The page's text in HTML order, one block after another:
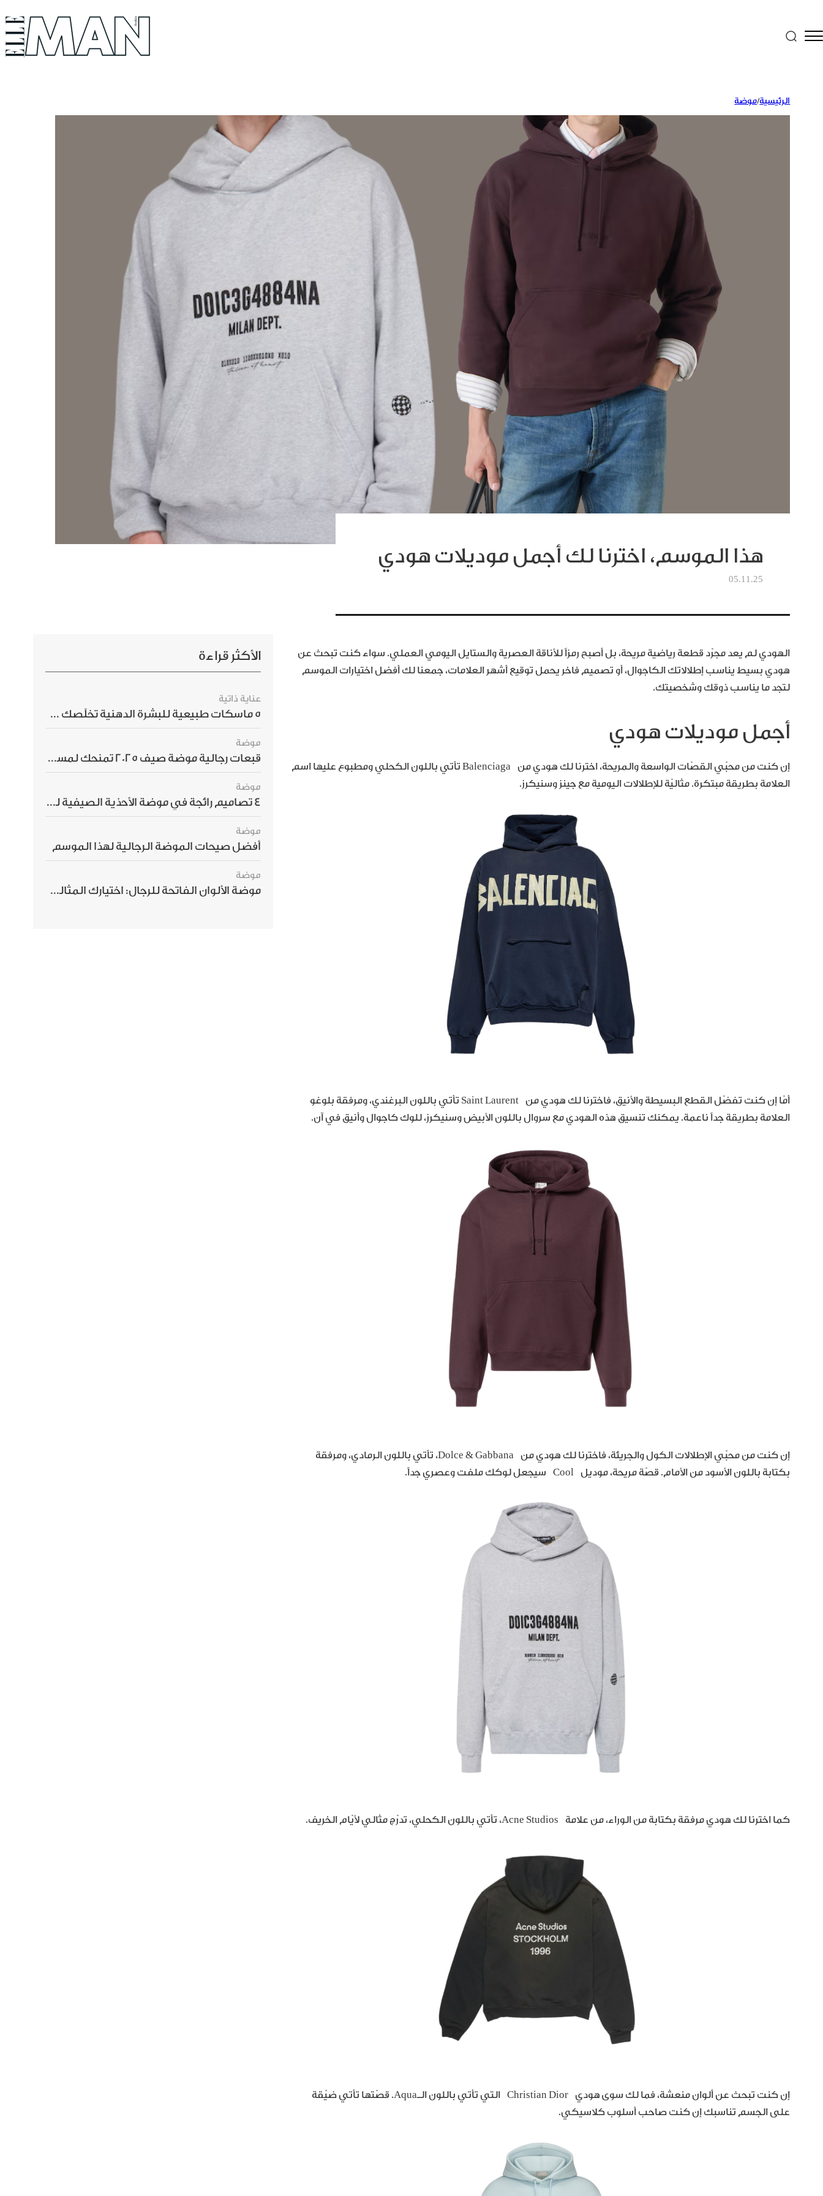
الرئيسية/موضة
هذا الموسم، اخترنا لك أجمل موديلات هودي
05.11.25
الهودي لم يعد مجرّد قطعة رياضية مريحة، بل أصبح رمزاً للأناقة العصرية والستايل اليومي العملي. سواء كنت تبحث عن
هودي بسيط يناسب إطلالاتك الكاجوال، أو تصميم فاخر يحمل توقيع أشهر العلامات، جمعنا لك أفضل اختيارات الموسم
لتجد ما يناسب ذوقك وشخصيتك.
أجمل موديلات هودي
إن كنت من محبّي القصّات الواسعة والمريحة، اخترنا لك هودي من Balenciaga تأتي باللون الكحلي ومطبوع عليها اسم
العلامة بطريقة مبتكرة. مثاليّة للإطلالات اليومية مع جينز وسنيكرز.
أمّا إن كنت تفضّل القطع البسيطة والأنيق، فاخترنا لك هودي من Saint Laurent تأتي باللون البرغندي، ومرفقة بلوغو
العلامة بطريقة جداً ناعمة. يمكنك تنسيق هذه الهودي مع سروال باللون الأبيض وسنيكرز، للوك كاجوال وأنيق في آن.
إن كنت من محبّي الإطلالات الكول والجريئة، فاخترنا لك هودي من Dolce & Gabbana، تأتي باللون الرمادي، ومرفقة
بكتابة باللون الأسود من الأمام. قصّة مريحة، موديل Cool سيجعل لوكك ملفت وعصري جداً.
كما اخترنا لك هودي مرفقة بكتابة من الوراء، من علامة Acne Studios، تأتي باللون الكحلي، تدرّج مثالي لأيّام الخريف.
إن كنت تبحث عن ألوان منعشة، فما لك سوى هودي Christian Dior التي تأتي باللون الـAqua. قصّتها تأتي ضيّقة
على الجسم تناسبك إن كنت صاحب أسلوب كلاسيكي.
الأكثر قراءة
عناية ذاتية
5 ماسكات طبيعية للبشرة الدهنية تخلّصك من الحبوب بسرعة
موضة
قبعات رجالية موضة صيف 2025 تمنحك لمسة أناقة استثنائية
موضة
4 تصاميم رائجة في موضة الأحذية الصيفية للرجال هذا الموسم
موضة
أفضل صيحات الموضة الرجالية لهذا الموسم
موضة
موضة الألوان الفاتحة للرجال: اختيارك المثالي لإطلالة صيفية مبهرة